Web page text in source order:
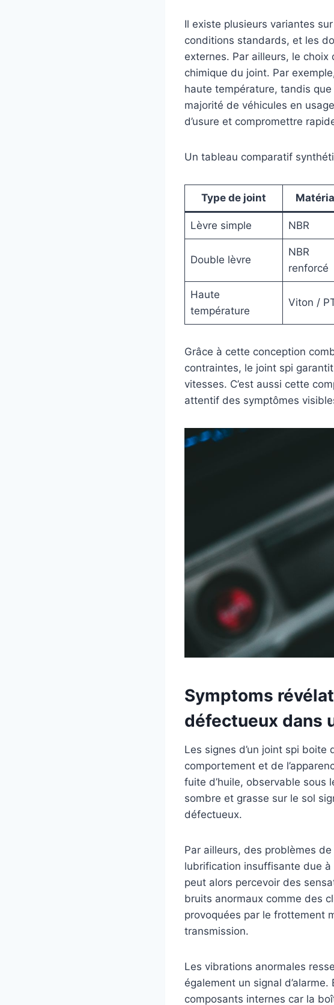
Il existe plusieurs variantes
conditions standards, et les
externes. Par ailleurs, le
chimique du joint. Par
haute température, tandis
majorité de véhicules en
d’usure et compromettre
Un tableau comparatif
Type de joint
Lèvre simple NBR
Double lèvre
NBR
renforcé
Haute
température
Viton /
Grâce à cette conception
contraintes, le joint spi
vitesses. C’est aussi cette
attentif des symptômes
Symptoms
défectueux dans
Les signes d’un joint spi
comportement et de
fuite d’huile, observable sous
sombre et grasse sur le sol
défectueux.
Par ailleurs, des problèmes
lubrification insuffisante due
peut alors percevoir des
bruits anormaux comme des
provoquées par le frottement
transmission.
Les vibrations anormales
également un signal
composants internes car la